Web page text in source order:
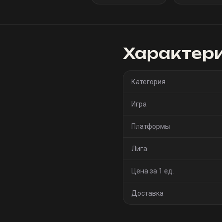
Категория
Игра
Платформы
Лига
Цена за 1 ед.
Доставка